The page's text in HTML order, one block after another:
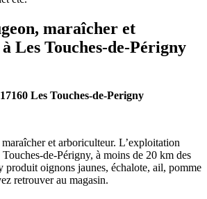
maraîcher et
Les Touches-de-Périgny
17160 Les Touches-de-Perigny
et arboriculteur. L’exploitation
de-Périgny, à moins de 20 km des
oignons jaunes, échalote, ail, pomme
retrouver au magasin.